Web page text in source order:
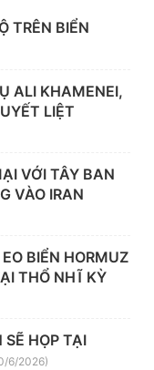
TRÊN BIỂN
ALI KHAMENEI,
LIỆT
VỚI TÂY BAN
VÀO IRAN
BIỂN HORMUZ
THỔ NHĨ KỲ
HỌP TẠI
6/2026)